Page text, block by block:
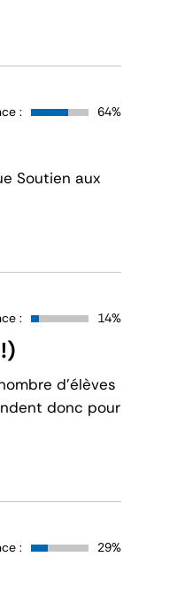
: 64%
Soutien aux
: 14%
d’élèves
donc pour
: 29%